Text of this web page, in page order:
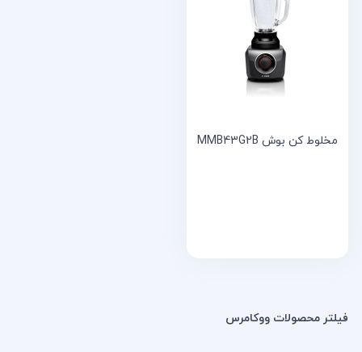
مخلوط کن بوش MMB43G2B
فیلتر محصولات ووکامرس